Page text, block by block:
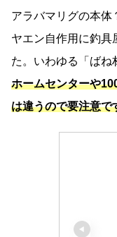
アラバマリグの本体
ヤエン自作用に釣具
た。いわゆる「ばね
ホームセンターや
は違うので要注意で